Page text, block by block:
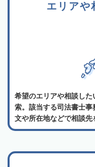
エリアや
希望のエリアや相談し
索。該当する司法書士
文や所在地などで相談先